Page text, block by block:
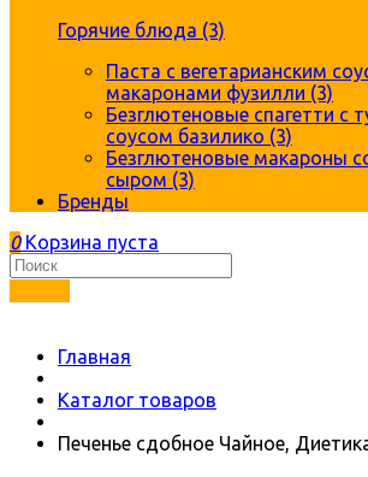
Горячие блюда (3)
Паста с вегетарианским
макаронами фузилли (3)
Безглютеновые спагетти с
соусом базилико (3)
Безглютеновые макароны
сыром (3)
Бренды
0 Корзина пуста
Главная
Каталог товаров
Печенье сдобное Чайное,